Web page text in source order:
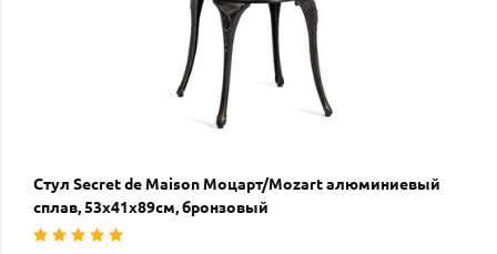
Стул Secret de Maison Моцарт/Mozart алюминиевый
сплав, 53х41х89см, бронзовый